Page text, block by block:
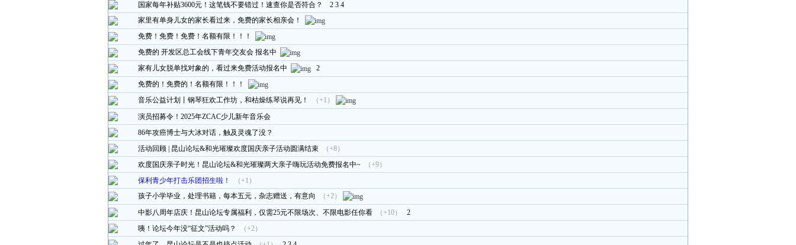
国家每年补贴3600元！这笔钱不要错过！速查你是否符合？
2 3 4
家里有单身儿女的家长看过来，免费的家长相亲会！
免费！免费！免费！名额有限！！！
免费的 开发区总工会线下青年交友会 报名中
家有儿女脱单找对象的，看过来免费活动报名中
2
免费的！免费的！名额有限！！！
音乐公益计划丨钢琴狂欢工作坊，和枯燥练琴说再见！
（+1）
演员招募令！2025年ZCAC少儿新年音乐会
86年攻癌博士与大冰对话，触及灵魂了没？
活动回顾 | 昆山论坛&和光璀璨欢度国庆亲子活动圆满结束
（+8）
欢度国庆亲子时光！昆山论坛&和光璀璨两大亲子嗨玩活动免费报名中~
（+9）
保利青少年打击乐团招生啦！
（+1）
孩子小学毕业，处理书籍，每本五元，杂志赠送，有意向
（+2）
中影八周年店庆！昆山论坛专属福利，仅需25元不限场次、不限电影任你看
（+10）
2
咦！论坛今年没“征文”活动吗？
（+2）